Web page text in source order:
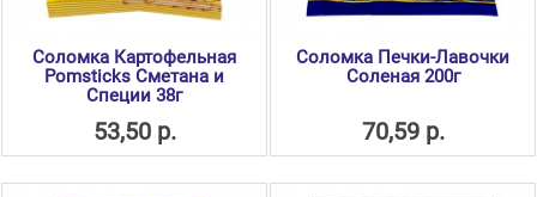
Соломка Картофельная
Pomsticks Сметана и
Специи 38г
53,50 р.
Соломка Печки-Лавочки
Соленая 200г
70,59 р.